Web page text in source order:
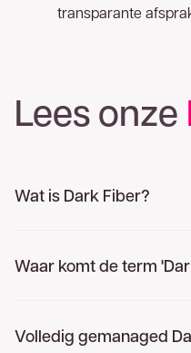
transparante
Lees onze
Wat is Dark Fiber?
Waar komt de term
Volledig gemanaged